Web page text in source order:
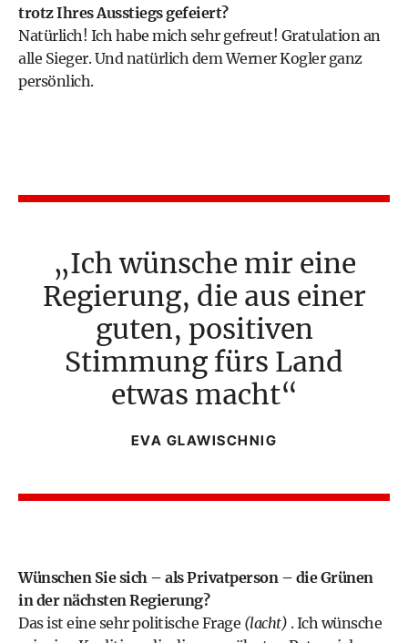
trotz Ihres Ausstiegs gefeiert?
Natürlich! Ich habe mich sehr gefreut! Gratulation an
alle Sieger. Und natürlich demWerner Koglerganz
persönlich.
Ich wünsche mir eine
Regierung, die aus einer
guten, positiven
Stimmung fürs Land
etwas macht
EVA GLAWISCHNIG
Wünschen Sie sich – als Privatperson – die Grünen
in der nächsten Regierung?
Das ist eine sehr politische Frage (lacht) . Ich wünsche